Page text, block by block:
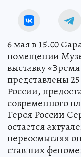
6 мая в 15.00
помещении
выставку
представлены
России,
современного
Героя России
остается
переосмысляя
ставших